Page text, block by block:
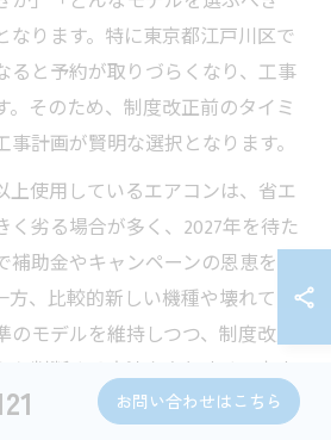
なります。特に東京都江戸川区で
ると予約が取りづらくなり、工事
。そのため、制度改正前のタイミ
計画が賢明な選択となります。
上使用しているエアコンは、省エ
く劣る場合が多く、2027年を待た
助金やキャンペーンの恩恵を受
方、比較的新しい機種や壊れてい
モデルを維持しつつ、制度改正
判断する方法もあります。家庭
い替え戦略を立てることが、損を
お問い合わせはこちら